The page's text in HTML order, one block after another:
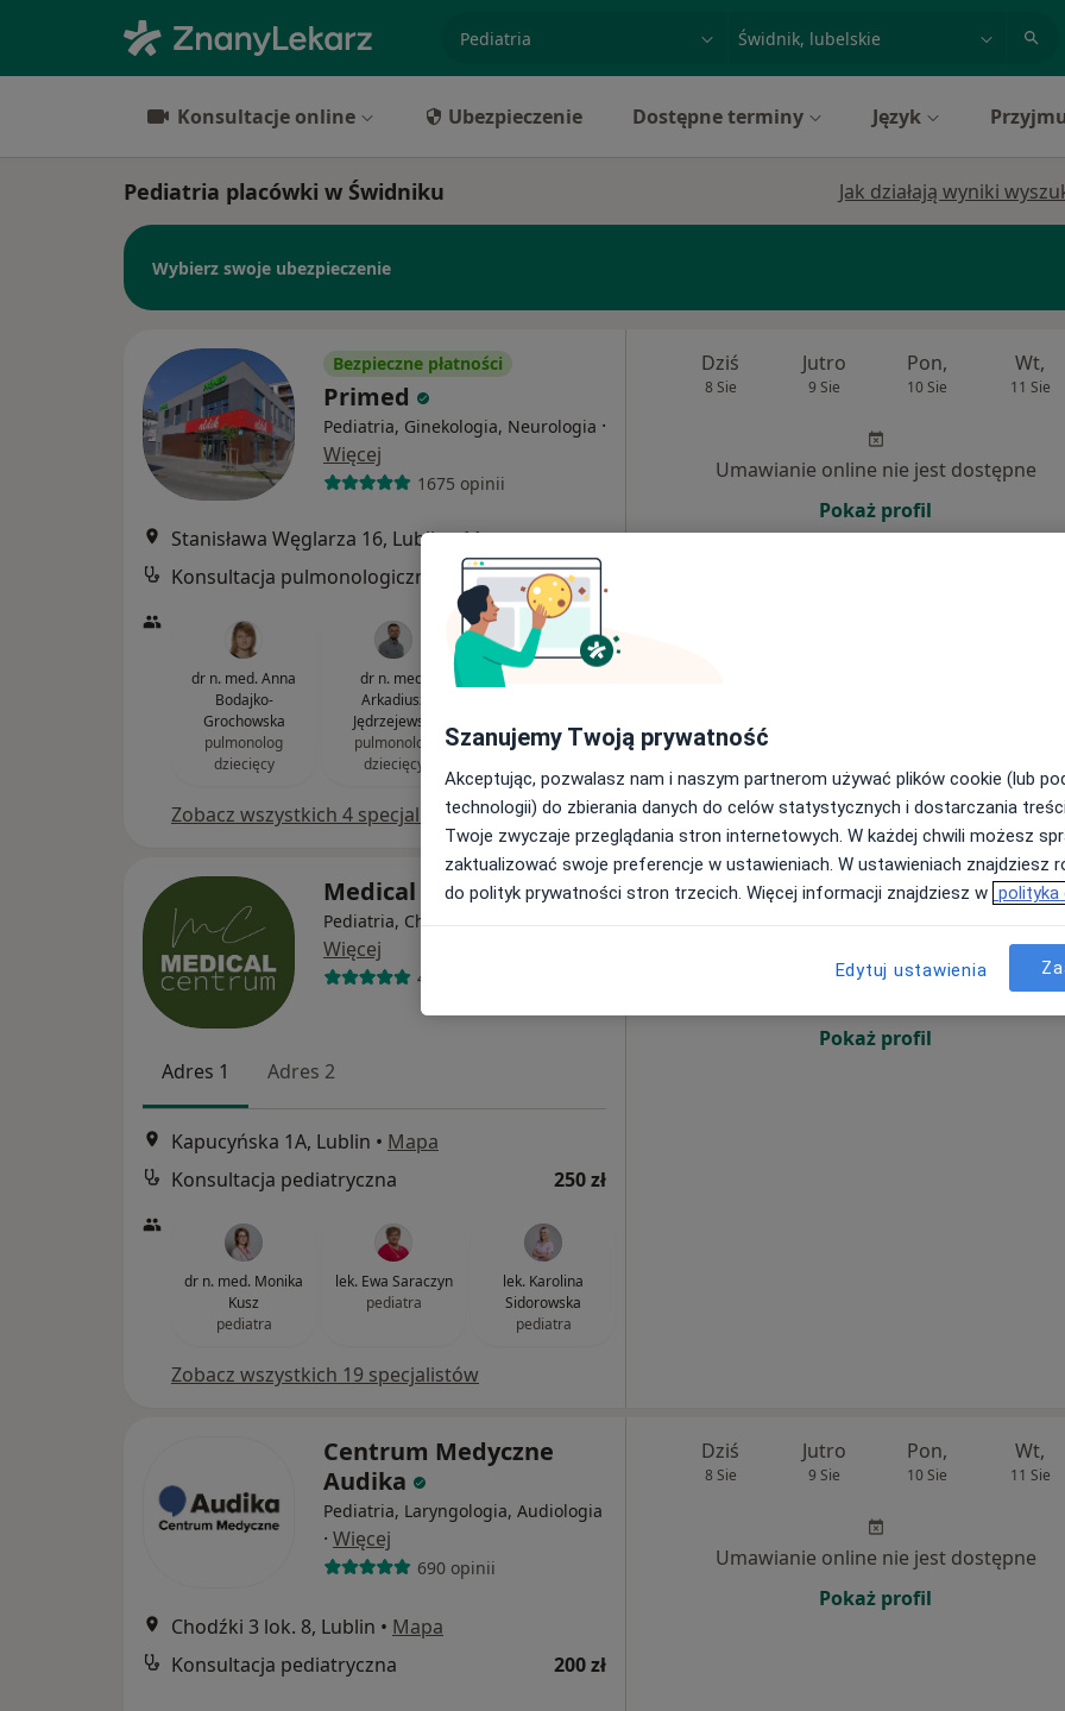
specjalizacja, badanie lub nazwiskomiasto lub dzielnica
Konsultacje online Ubezpieczenie Dostępne terminy Język
Pediatria placówki w Świdniku Jak działają wyniki
Wybierz swoje ubezpieczenie
Bezpieczne płatności
Primed
Pediatria, Ginekologia, Neurologia ·
Więcej
1675 opinii
Stanisława Węglarza 16, Lublin•Mapa
Konsultacja pulmonologiczno-alergologiczna dzieci 250 zł
dr n. med. Anna
Bodajko-
Grochowska
pulmonolog
dziecięcy
dr n. med.
Arkadiusz
Jędrzejewski
pulmonolog
dziecięcy
lek. Iga Szopińska
Zobacz wszystkich 4 specjalistów
Dziś
8 Sie
Jutro
9 Sie
Pon,
10 Sie
Wt,
11 Sie
Umawianie online nie jest dostępne
Pokaż profil
Medical Centrum
Pediatria, Chirurgia, Dietetyka
Więcej
4486 opinii
Adres 1 Adres 2
Kapucyńska 1A, Lublin • Mapa
Konsultacja pediatryczna
250 zł
dr n. med. Monika
Kusz
pediatra
lek. Ewa Saraczyn
pediatra
lek. Karolina
Sidorowska
pediatra
Zobacz wszystkich 19 specjalistów
Dziś Jutro Pon, Wt,
Umawianie online nie jest dostępne
Pokaż profil
Centrum Medyczne
Audika
Pediatria, Laryngologia, Audiologia
· Więcej
690 opinii
Chodźki 3 lok. 8, Lublin • Mapa
Konsultacja pediatryczna
200 zł
Dziś
8 Sie
Jutro
9 Sie
Pon,
10 Sie
Wt,
11 Sie
Umawianie online nie jest dostępne
Pokaż profil
Szanujemy Twoją prywatność
Akceptując, pozwalasz nam i naszym partnerom używać plików cookie (lub
technologii) do zbierania danych do celów statystycznych i dostarczania
Twoje zwyczaje przeglądania stron internetowych. W każdej chwili możesz
zaktualizować swoje preferencje w ustawieniach. W ustawieniach znajdziesz
do polityk prywatności stron trzecich. Więcej informacji znajdziesz w polityka
Edytuj ustawienia